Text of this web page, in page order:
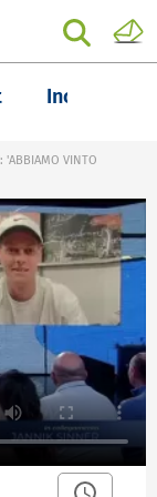
Inchieste
'ABBIAMO VINTO